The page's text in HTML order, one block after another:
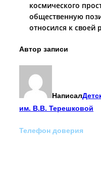
космического
общественную
относился к своей
Автор записи
Написал
им. В.В. Терешковой
Телефон доверия